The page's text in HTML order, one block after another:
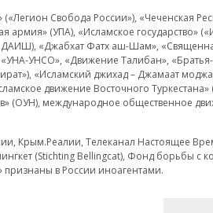
Свобода России»), «Чеченская
армия» (УПА), «Исламское государство»
«Джабхат Фатх аш-Шам»,
УНСО», «Движение Талибан»,
«Исламский джихад – Джамаат
движение Восточного
(ОУН), международное общественное
Крым.Реалии, Телеканал Настоящее
(Stichting Bellingcat), Фонд борьбы с
в России иноагентами.